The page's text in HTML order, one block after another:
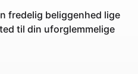
fredelig beliggenhed lige
til din uforglemmelige